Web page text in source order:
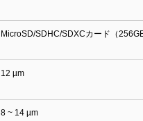
MicroSD/SDHC/SDXCカード（256GB
12 µm
8 ~ 14 µm